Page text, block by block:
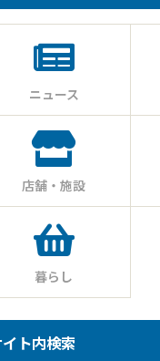
ニュース
店舗・施設
暮らし
ト内検索